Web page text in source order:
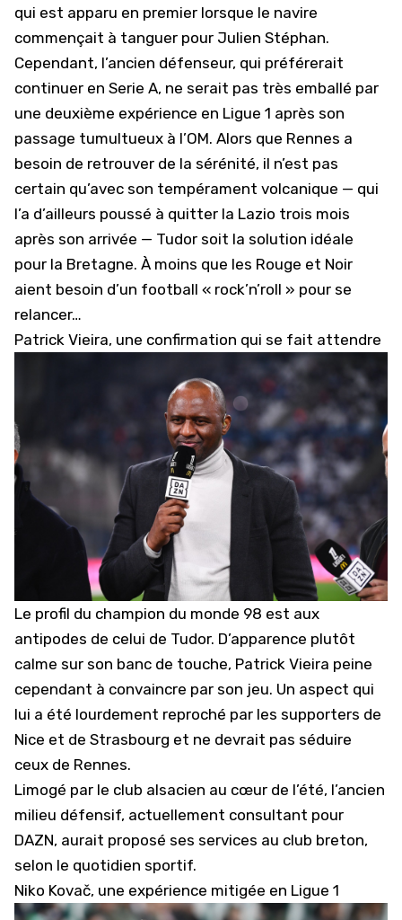
qui est apparu en premier lorsque le navire
commençait à tanguer pour Julien Stéphan.
Cependant, l’ancien défenseur, qui préférerait
continuer en Serie A, ne serait pas très emballé par
une deuxième expérience en Ligue 1 après son
passage tumultueux à l’OM. Alors que Rennes a
besoin de retrouver de la sérénité, il n’est pas
certain qu’avec son tempérament volcanique — qui
l’a d’ailleurs poussé à quitter la Lazio trois mois
après son arrivée — Tudor soit la solution idéale
pour la Bretagne. À moins que les Rouge et Noir
aient besoin d’un football « rock’n’roll » pour se
relancer…
Patrick Vieira, une confirmation qui se fait attendre
Le profil du champion du monde 98 est aux
antipodes de celui de Tudor. D’apparence plutôt
calme sur son banc de touche, Patrick Vieira peine
cependant à convaincre par son jeu. Un aspect qui
lui a été lourdement reproché par les supporters de
Nice et de Strasbourg et ne devrait pas séduire
ceux de Rennes.
Limogé par le club alsacien au cœur de l’été, l’ancien
milieu défensif, actuellement consultant pour
DAZN, aurait proposé ses services au club breton,
selon le quotidien sportif.
Niko Kovač, une expérience mitigée en Ligue 1